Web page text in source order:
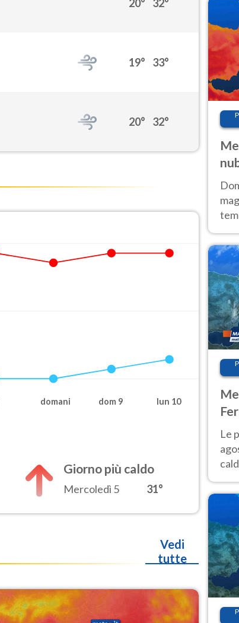
20° 32°
19° 33°
20° 32°
domani dom 9 lun 10
Giorno più caldo
Mercoledì 5 31°
Vedi
tutte
Le